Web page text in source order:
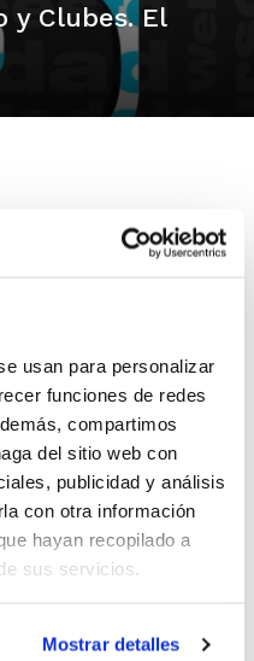
usan para personalizar
funciones de redes
compartimos
del sitio web con
publicidad y análisis
con otra información
hayan recopilado a
sus servicios.
Mostrar detalles
y Clubes. El
artículo el vínculo entre
Social
empresarial.
participación de tres de
han contado
de espónsors: Club
Cluby Club
de la FBCV, las
la posición